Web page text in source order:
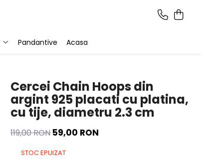
Pandantive Acasa
Cercei Chain Hoops din
argint 925 placati cu platina,
cu tije, diametru 2.3 cm
119,00 RON 59,00 RON
STOC EPUIZAT